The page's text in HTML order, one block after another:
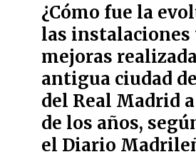
¿Cómo fue la
las instalaciones
mejoras
antigua ciudad
del Real Madrid
de los años,
el Diario